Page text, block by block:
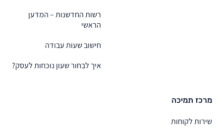
רשות החדשנות – המדען
הראשי
חישוב שעות עבודה
איך לבחור שעון נוכחות לעסק?
מרכז תמיכה
שירות לקוחות